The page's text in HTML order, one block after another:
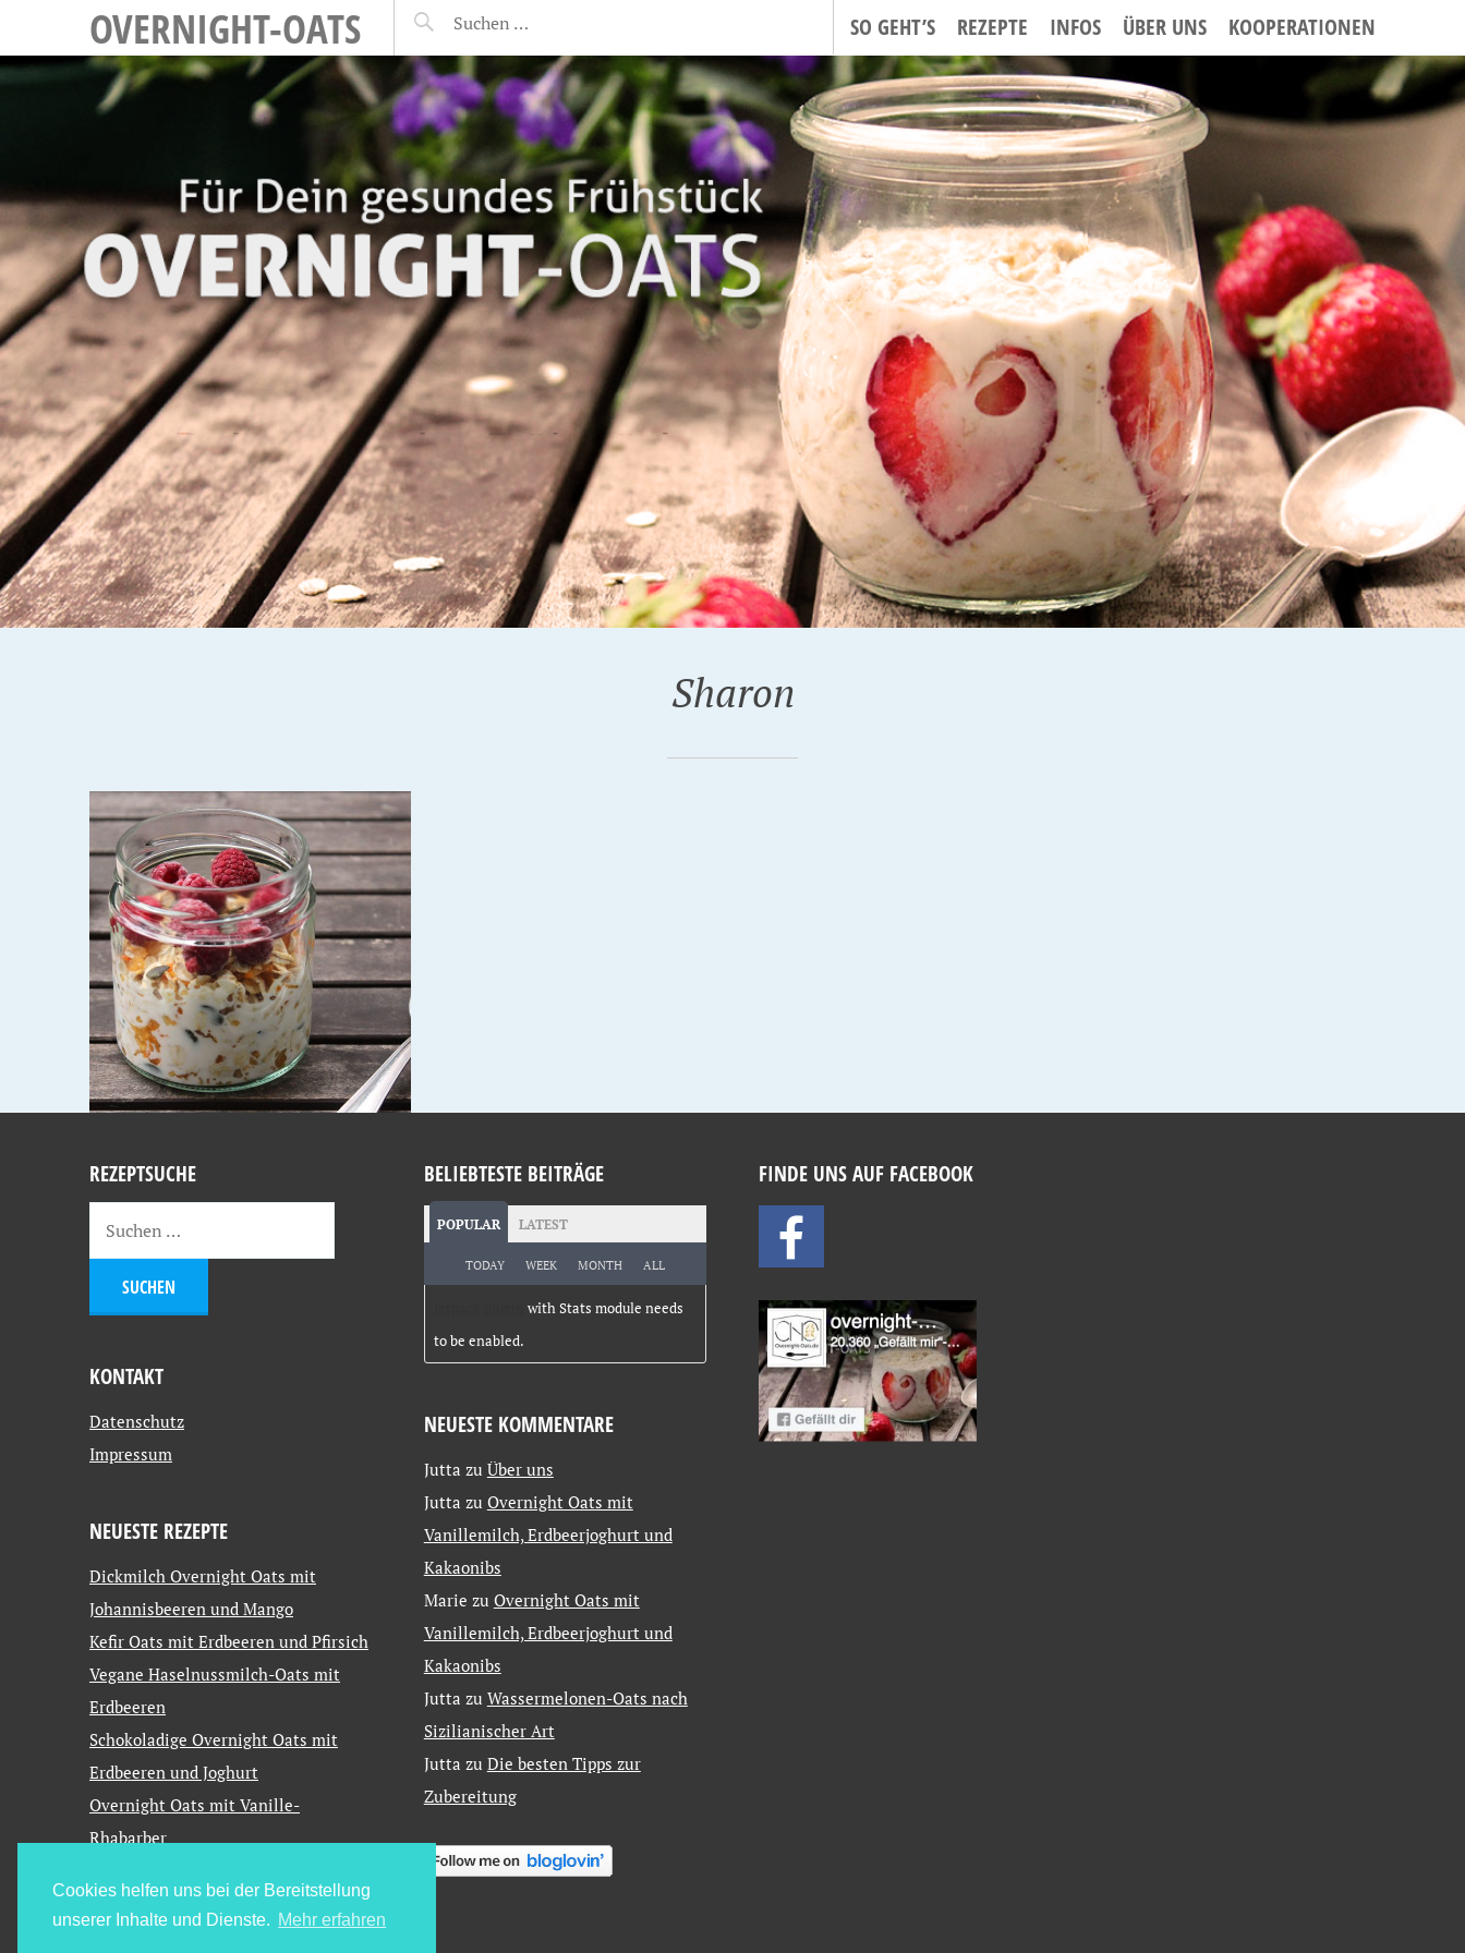
Cookies helfen uns bei der Bereitstellung
unserer Inhalte und Dienste. Mehr erfahren
OVERNIGHT-OATS SO GEHT’S REZEPTE INFOS ÜBER UNS KOOPERATIONEN
Sharon
REZEPTSUCHE
KONTAKT
Datenschutz
Impressum
NEUESTE REZEPTE
Dickmilch Overnight Oats mit
Johannisbeeren und Mango
Kefir Oats mit Erdbeeren und Pfirsich
Vegane Haselnussmilch-Oats mit
Erdbeeren
Schokoladige Overnight Oats mit
Erdbeeren und Joghurt
Overnight Oats mit Vanille-
Rhabarber
BELIEBTESTE BEITRÄGE
POPULAR LATEST
TODAY WEEK MONTH ALL
with Stats module needs
to be enabled.
NEUESTE KOMMENTARE
Jutta zu Über uns
Jutta zu Overnight Oats mit
Vanillemilch, Erdbeerjoghurt und
Kakaonibs
Marie zu Overnight Oats mit
Vanillemilch, Erdbeerjoghurt und
Kakaonibs
Jutta zu Wassermelonen-Oats nach
Sizilianischer Art
Jutta zu Die besten Tipps zur
Zubereitung
FINDE UNS AUF FACEBOOK